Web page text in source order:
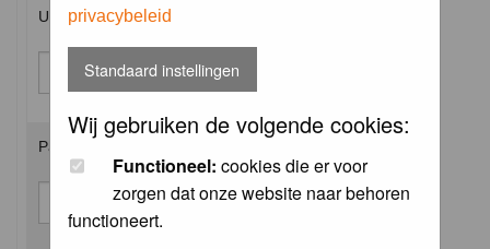
privacybeleid
Standaard instellingen
Wij gebruiken de volgende cookies:
Functioneel: cookies die er voor
zorgen dat onze website naar behoren
functioneert.
Username:
Password: